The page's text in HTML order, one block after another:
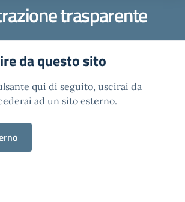
trasparente
da questo sito
qui di seguito, uscirai da
ad un sito esterno.